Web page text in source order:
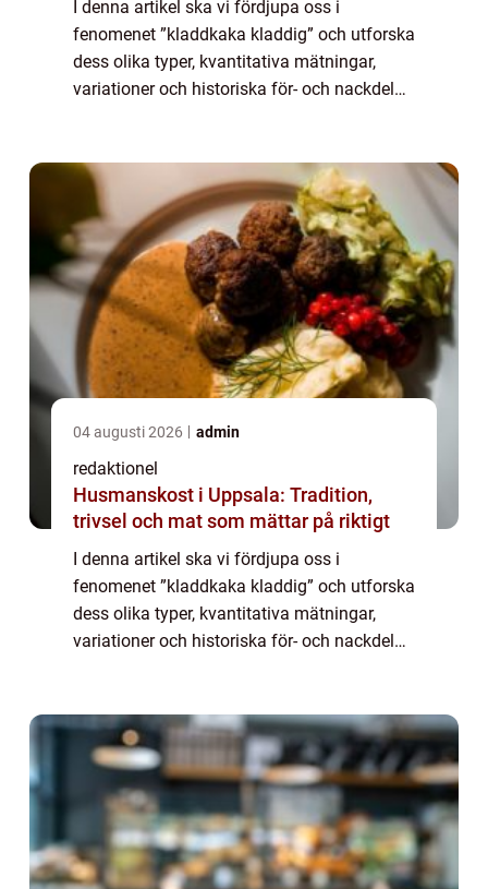
I denna artikel ska vi fördjupa oss i
fenomenet ”kladdkaka kladdig” och utforska
dess olika typer, kvantitativa mätningar,
variationer och historiska för- och nackdelar.
04 augusti 2026 admin
redaktionel
Husmanskost i Uppsala: Tradition,
trivsel och mat som mättar på riktigt
I denna artikel ska vi fördjupa oss i
fenomenet ”kladdkaka kladdig” och utforska
dess olika typer, kvantitativa mätningar,
variationer och historiska för- och nackdelar.